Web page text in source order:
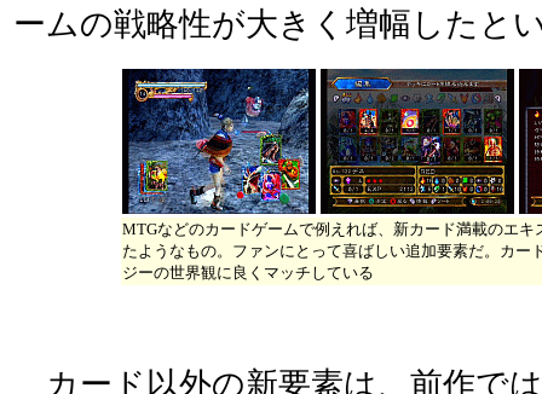
ームの戦略性が大きく増幅したと
MTGなどのカードゲームで例えれば、新カード満載のエキ
たようなもの。ファンにとって喜ばしい追加要素だ。カー
ジーの世界観に良くマッチしている
カード以外の新要素は、前作で